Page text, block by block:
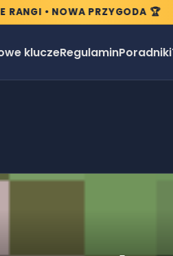
• NOWA PRZYGODA 🏆
kluczeRegulaminPoradniki